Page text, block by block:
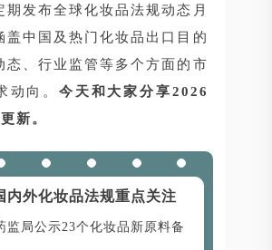
期发布全球化妆品法规动态月
盖中国及热门化妆品出口目的
态、行业监管等多个方面的市
动向。 今天和大家分享2026
新。
内外化妆品法规重点关注
监局公示23个化妆品新原料备